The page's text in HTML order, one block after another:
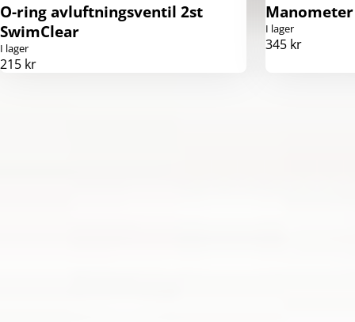
O-ring avluftningsventil 2st
SwimClear
I lager
215 kr
I lager
345 kr